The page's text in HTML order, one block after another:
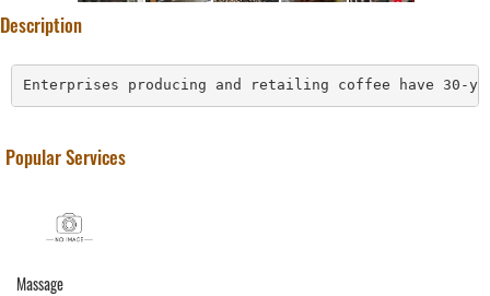
Description
Enterprises producing and retailing coffee have 30-
Popular Services
Massage